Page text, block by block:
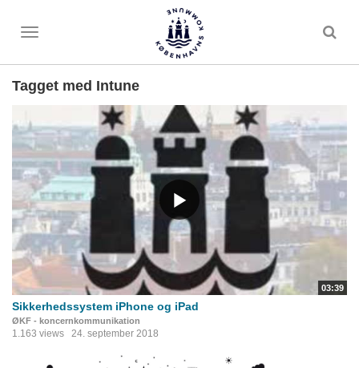
Toggle
Tagget med Intune
03:39
Sikkerhedssystem iPhone og iPad
ØKF - koncernkommunikation
1.163 views 24. september 2018